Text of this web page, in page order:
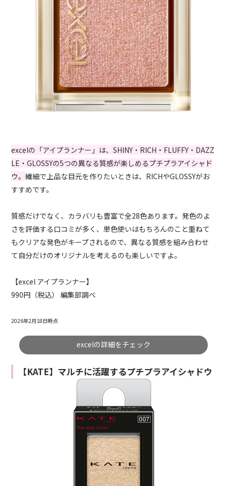
excelの「アイプランナー」は、SHINY・RICH・FLUFFY・DAZZ
LE・GLOSSYの5つの異なる質感が楽しめるプチプラアイシャド
ウ。繊細で上品な目元を作りたいときは、RICHやGLOSSYがお
すすめです。
質感だけでなく、カラバリも豊富で全28色あります。発色のよ
さを評価する口コミが多く、単色使いはもちろんのこと重ねて
もクリアな発色がキープされるので、異なる質感を組み合わせ
て自分だけのオリジナルを考えるのも楽しいですよ。
【excel アイプランナー】
990円（税込） 編集部調べ
2026年2月18日時点
excelの詳細をチェック
【KATE】マルチに活躍するプチプラアイシャドウ